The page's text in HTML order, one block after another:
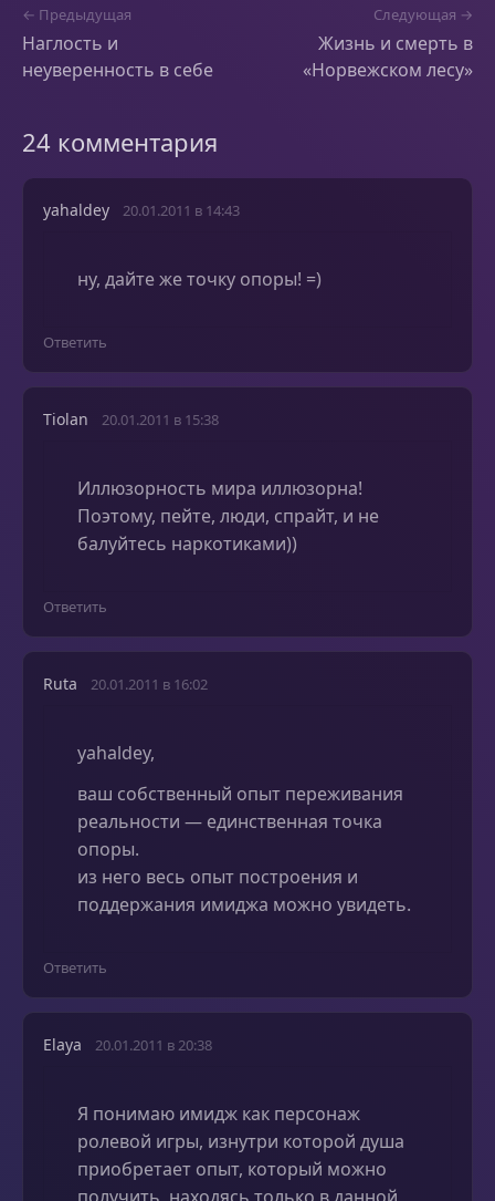
← Предыдущая
Наглость и
неуверенность в себе
Следующая →
Жизнь и смерть в
«Норвежском лесу»
24 комментария
yahaldey 20.01.2011 в 14:43
ну, дайте же точку опоры! =)
Ответить
Tiolan 20.01.2011 в 15:38
Иллюзорность мира иллюзорна!
Поэтому, пейте, люди, спрайт, и не
балуйтесь наркотиками))
Ответить
Ruta 20.01.2011 в 16:02
yahaldey,
ваш собственный опыт переживания
реальности — единственная точка
опоры.
из него весь опыт построения и
поддержания имиджа можно увидеть.
Ответить
Elaya 20.01.2011 в 20:38
Я понимаю имидж как персонаж
ролевой игры, изнутри которой душа
приобретает опыт, который можно